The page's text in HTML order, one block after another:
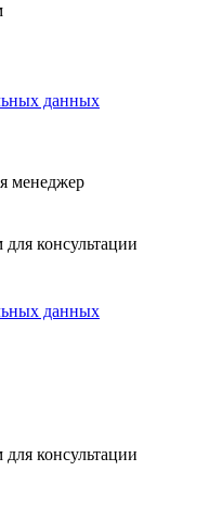
данных
менеджер
консультации
данных
консультации